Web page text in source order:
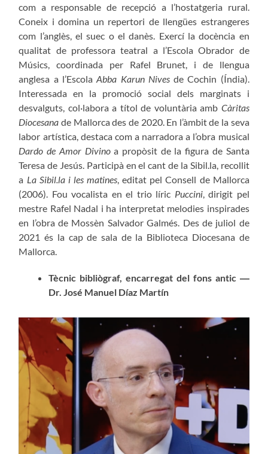
com a responsable de recepció a l’hostatgeria rural.
Coneix i domina un repertori de llengües estrangeres
com l’anglès, el suec o el danès. Exercí la docència en
qualitat de professora teatral a l’Escola Obrador de
Músics, coordinada per Rafel Brunet, i de llengua
anglesa a l’EscolaAbba Karun Nivesde Cochin (Índia).
Interessada en la promoció social dels marginats i
desvalguts, col·labora a títol de voluntària amb Càritas
Diocesana de Mallorca des de 2020. En l’àmbit de la seva
labor artística, destaca com a narradora a l’obra musical
Dardo de Amor Divinoa propòsit de la figura de Santa
Teresa de Jesús. Participà en el cant de la Sibil.la, recollit
a La Sibil.la i les matines, editat pel Consell de Mallorca
(2006). Fou vocalista en el trio líric Puccini, dirigit pel
mestre Rafel Nadal i ha interpretat melodies inspirades
en l’obra de Mossèn Salvador Galmés. Des de juliol de
2021 és la cap de sala de la Biblioteca Diocesana de
Mallorca.
Tècnic bibliògraf, encarregat del fons antic ―
Dr. José Manuel Díaz Martín